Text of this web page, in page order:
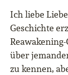
Ich liebe
Geschichte
über
zu kennen,